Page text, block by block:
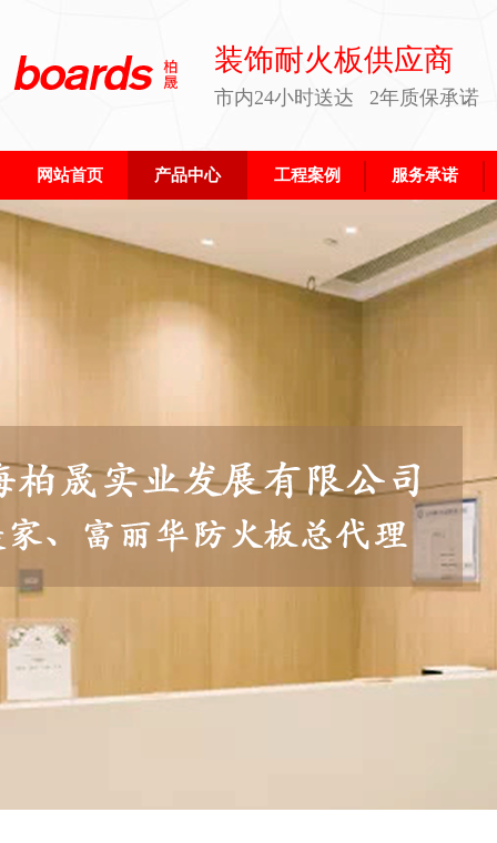
装饰耐火板供应商
市内24小时送达 2年质保承诺
网站首页 产品中心 工程案例 服务承诺